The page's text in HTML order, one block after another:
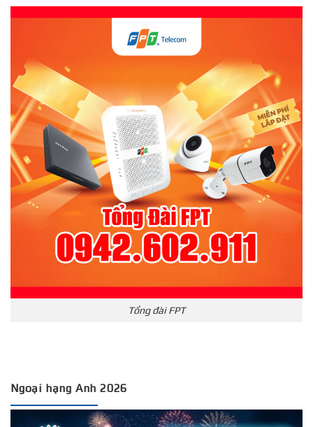
Tổng đài FPT
Ngoại hạng Anh 2026